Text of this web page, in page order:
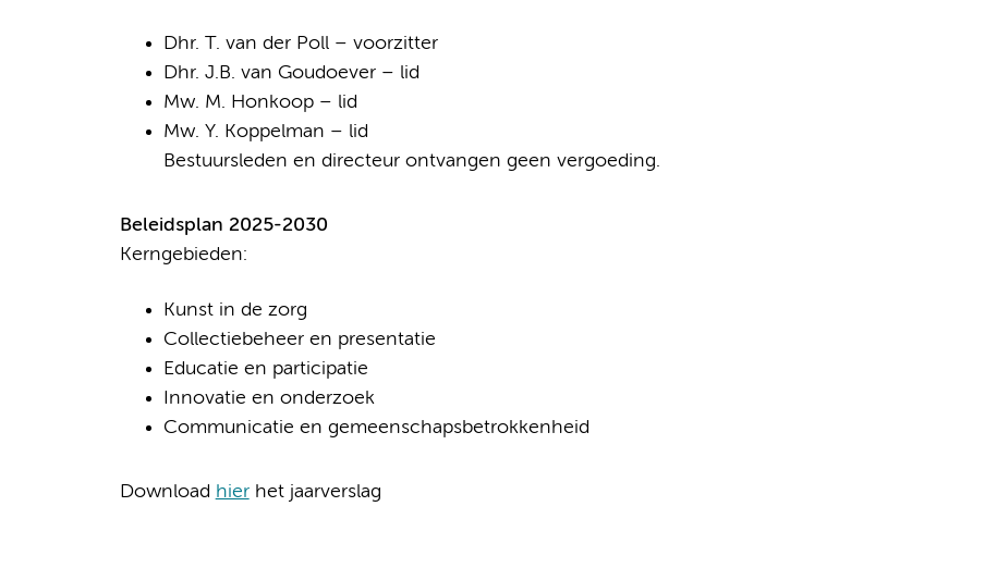
Dhr. T. van der Poll – voorzitter
Dhr. J.B. van Goudoever – lid
Mw. M. Honkoop – lid
Mw. Y. Koppelman – lid
Bestuursleden en directeur ontvangen geen vergoeding.
Beleidsplan 2025-2030
Kerngebieden:
Kunst in de zorg
Collectiebeheer en presentatie
Educatie en participatie
Innovatie en onderzoek
Communicatie en gemeenschapsbetrokkenheid
Download hierhet jaarverslag